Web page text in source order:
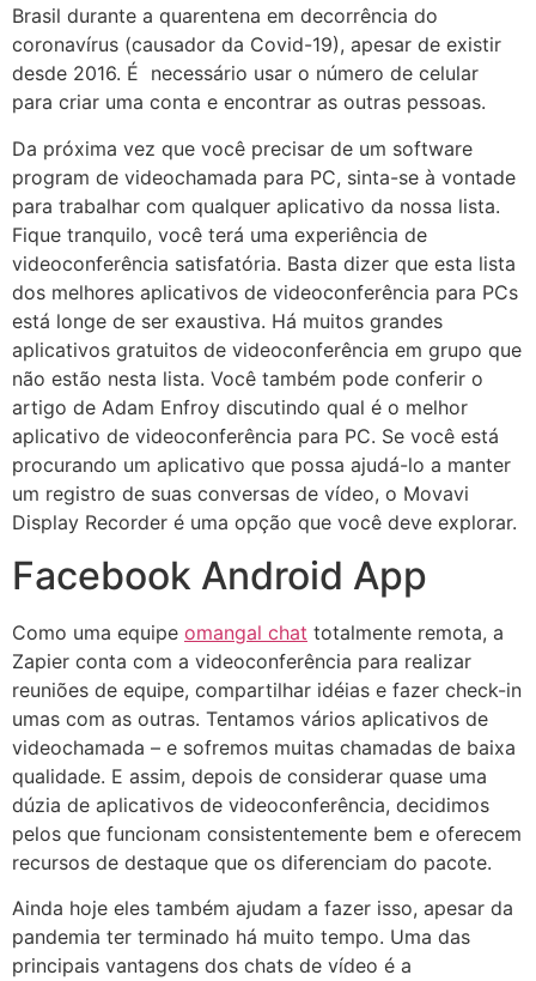
Brasil durante a quarentena em decorrência do
coronavírus (causador da Covid-19), apesar de existir
desde 2016. É necessário usar o número de celular
para criar uma conta e encontrar as outras pessoas.
Da próxima vez que você precisar de um software
program de videochamada para PC, sinta-se à vontade
para trabalhar com qualquer aplicativo da nossa lista.
Fique tranquilo, você terá uma experiência de
videoconferência satisfatória. Basta dizer que esta lista
dos melhores aplicativos de videoconferência para PCs
está longe de ser exaustiva. Há muitos grandes
aplicativos gratuitos de videoconferência em grupo que
não estão nesta lista. Você também pode conferir o
artigo de Adam Enfroy discutindo qual é o melhor
aplicativo de videoconferência para PC. Se você está
procurando um aplicativo que possa ajudá-lo a manter
um registro de suas conversas de vídeo, o Movavi
Display Recorder é uma opção que você deve explorar.
Facebook Android App
Como uma equipe omangal chat totalmente remota, a
Zapier conta com a videoconferência para realizar
reuniões de equipe, compartilhar idéias e fazer check-in
umas com as outras. Tentamos vários aplicativos de
videochamada – e sofremos muitas chamadas de baixa
qualidade. E assim, depois de considerar quase uma
dúzia de aplicativos de videoconferência, decidimos
pelos que funcionam consistentemente bem e oferecem
recursos de destaque que os diferenciam do pacote.
Ainda hoje eles também ajudam a fazer isso, apesar da
pandemia ter terminado há muito tempo. Uma das
principais vantagens dos chats de vídeo é a